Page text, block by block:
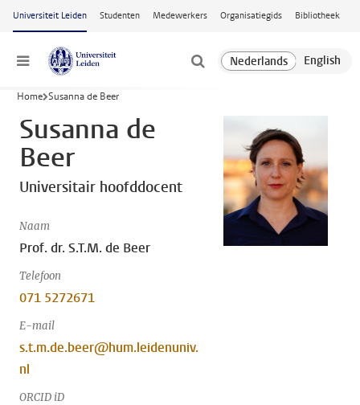
Ga naar hoofdinhoud
Universiteit Leiden Studenten Medewerkers Organisatiegids Bibliotheek
Menu
Home Susanna de Beer
Susanna de
Beer
Universitair hoofddocent
Naam
Prof. dr. S.T.M. de Beer
Telefoon
071 5272671
E-mail
s.t.m.de.beer@hum.leidenuniv.
nl
ORCID iD